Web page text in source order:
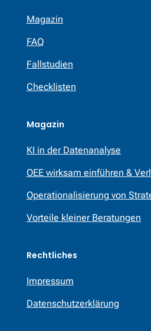
Magazin
FAQ
Fallstudien
Checklisten
Magazin
KI in der Datenanalyse
OEE wirksam einführen &
Operationalisierung von
Vorteile kleiner Beratungen
Rechtliches
Impressum
Datenschutzerklärung